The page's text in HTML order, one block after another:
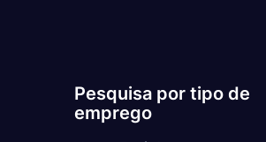
Pesquisa por tipo de
emprego